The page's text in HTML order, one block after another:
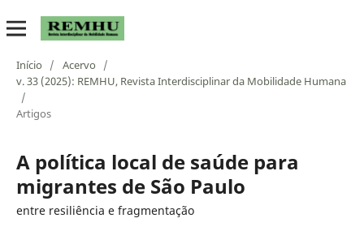
Início / Acervo
/
v. 33 (2025): REMHU, Revista Interdisciplinar da Mobilidade Humana
/
Artigos
A política local de saúde para
migrantes de São Paulo
entre resiliência e fragmentação